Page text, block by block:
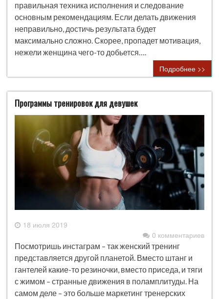
правильная техника исполнения и следование
основным рекомендациям. Если делать движения
неправильно, достичь результата будет
максимально сложно. Скорее, пропадет мотивация,
нежели женщина чего-то добьется….
Подробнее >>
Программы тренировок для девушек
18 июля 2019
0 комментариев
Посмотришь инстаграм – так женский тренинг
представляется другой планетой. Вместо штанг и
гантелей какие-то резиночки, вместо приседа, и тяги
с жимом – странные движения в поламплитуды. На
самом деле – это больше маркетинг тренерских